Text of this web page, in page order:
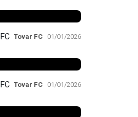
Tovar FC 01/01/2026
Tovar FC 01/01/2026